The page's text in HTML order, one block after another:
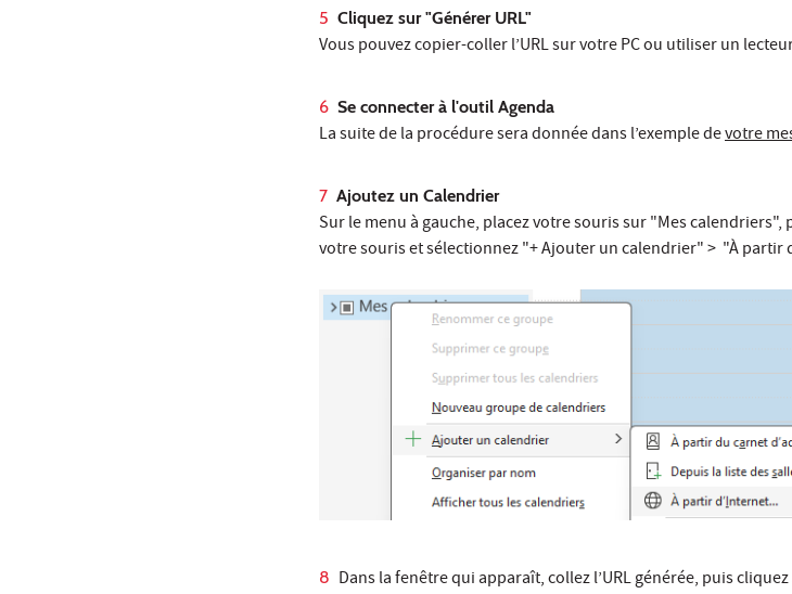
Cliquez sur "Générer URL"
Vous pouvez copier-coller l’URL sur votre PC ou utiliser un
Se connecter à l'outil Agenda
La suite de la procédure sera donnée dans l’exemple devotre
Ajoutez un Calendrier
Sur le menu à gauche, placez votre souris sur "Mes
votre souris et sélectionnez "+ Ajouter un calendrier" > "À partir
​​Dans la fenêtre qui apparaît, collez l’URL générée, puis